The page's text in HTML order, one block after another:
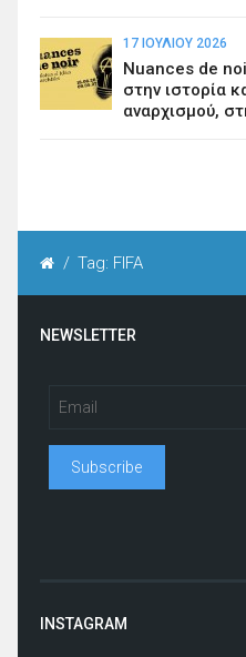
17 ΙΟΥΛΊΟΥ 2026
Nuances de
στην ιστορία
αναρχισμού,
/ Tag: FIFA
NEWSLETTER
INSTAGRAM